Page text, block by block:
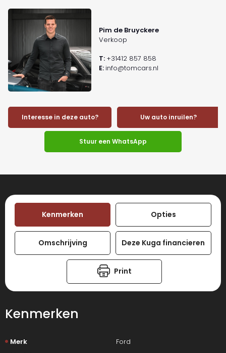
Pim de Bruyckere
Verkoop
T: +31412 857 858
E: info@tomcars.nl
Interesse in deze auto? Uw auto inruilen?
Stuur een WhatsApp
Kenmerken Opties
Omschrijving Deze Kuga financieren
Print
Kenmerken
Merk
Ford